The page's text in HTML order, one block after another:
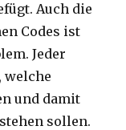
Auch die
Codes ist
Jeder
welche
und damit
sollen.